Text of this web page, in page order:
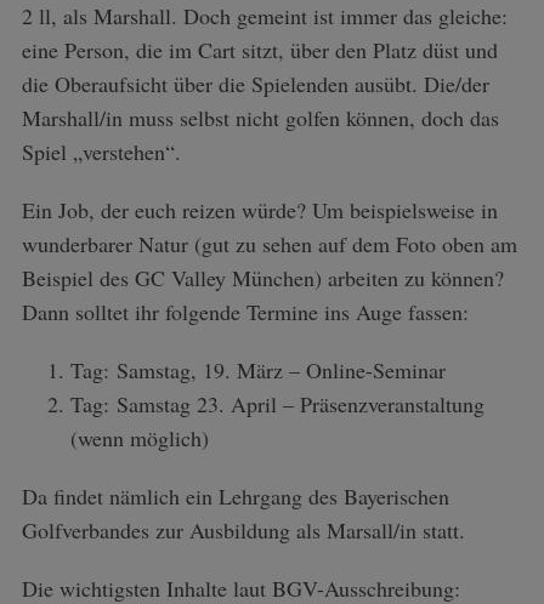
2 ll, als Marshall. Doch gemeint ist immer das gleiche:
eine Person, die im Cart sitzt, über den Platz düst und
die Oberaufsicht über die Spielenden ausübt. Die/der
Marshall/in muss selbst nicht golfen können, doch das
Spiel „verstehen“.
Ein Job, der euch reizen würde? Um beispielsweise in
wunderbarer Natur (gut zu sehen auf dem Foto oben am
Beispiel des GC Valley München) arbeiten zu können?
Dann solltet ihr folgende Termine ins Auge fassen:
Tag: Samstag, 19. März – Online-Seminar
Tag: Samstag 23. April – Präsenzveranstaltung
(wenn möglich)
Da findet nämlich ein Lehrgang des Bayerischen
Golfverbandes zur Ausbildung als Marsall/in statt.
Die wichtigsten Inhalte laut BGV-Ausschreibung: